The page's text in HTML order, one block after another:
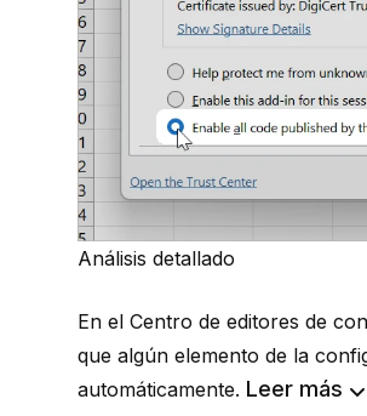
Análisis detallado
En el Centro de editores de
que algún elemento de la
automáticamente. Leer más